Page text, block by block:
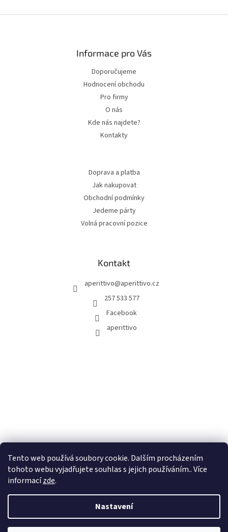
Tento web používá soubory cookie. Dalším procházením
tohoto webu vyjadřujete souhlas s jejich používáním.. Více
informacízde.
Nastavení
Informace pro Vás
Doporučujeme
Hodnocení obchodu
Pro firmy
O nás
Kde nás najdete?
Kontakty
Doprava a platba
Jak nakupovat
Obchodní podmínky
Jedeme párty
Volná pracovní pozice
Kontakt
aperittivo@aperittivo.cz
257 533 577
Facebook
aperittivo
Vytvořil Shoptet